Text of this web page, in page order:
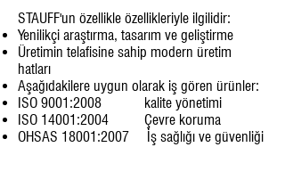
STAUFF'un özellikle özellikleriyle ilgilidir:
Yenilikçi araştırma, tasarım ve geliştirme
Üretimin telafisine sahip modern üretim
hatları
Aşağıdakilere uygun olarak iş gören ürünler:
ISO 9001:2008 kalite yönetimi
ISO 14001:2004 Çevre koruma
OHSAS 18001:2007 İş sağlığı ve güvenliği